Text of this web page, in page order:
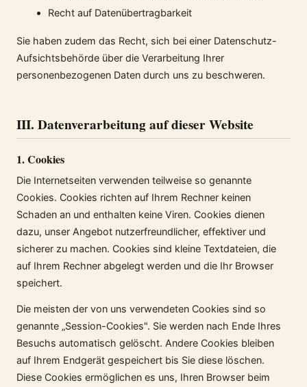
Recht auf Datenübertragbarkeit
Sie haben zudem das Recht, sich bei einer Datenschutz-
Aufsichtsbehörde über die Verarbeitung Ihrer
personenbezogenen Daten durch uns zu beschweren.
III. Datenverarbeitung auf dieser Website
1. Cookies
Die Internetseiten verwenden teilweise so genannte
Cookies. Cookies richten auf Ihrem Rechner keinen
Schaden an und enthalten keine Viren. Cookies dienen
dazu, unser Angebot nutzerfreundlicher, effektiver und
sicherer zu machen. Cookies sind kleine Textdateien, die
auf Ihrem Rechner abgelegt werden und die Ihr Browser
speichert.
Die meisten der von uns verwendeten Cookies sind so
genannte „Session-Cookies". Sie werden nach Ende Ihres
Besuchs automatisch gelöscht. Andere Cookies bleiben
auf Ihrem Endgerät gespeichert bis Sie diese löschen.
Diese Cookies ermöglichen es uns, Ihren Browser beim